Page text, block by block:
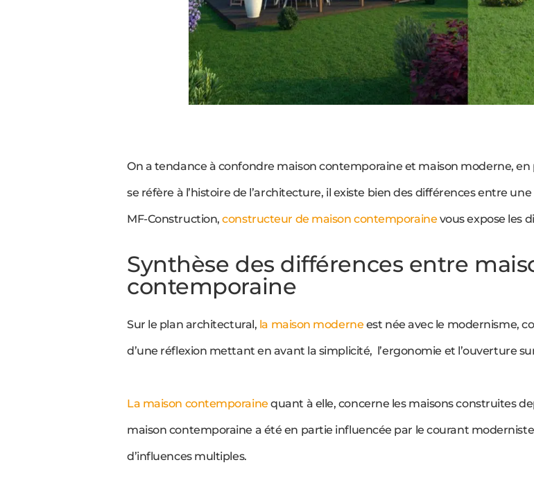
On a tendance à confondre maison contemporaine et maison moderne, en
se réfère à l’histoire de l’architecture, il existe bien des différences entre
MF-Construction,constructeur de maison contemporaine vous expose les
Synthèse des différences entre
contemporaine
Sur le plan architectural, la maison moderne est née avec le modernisme,
d’une réflexion mettant en avant la simplicité, l’ergonomie et l’ouverture
La maison contemporaine quant à elle, concerne les maisons construites
maison contemporaine a été en partie influencée par le courant
d’influences multiples.